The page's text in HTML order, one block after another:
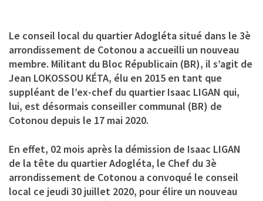
Le conseil local du quartier Adogléta situé dans le 3è
arrondissement de Cotonou a accueilli un nouveau
membre. Militant du Bloc Républicain (BR), il s’agit de
Jean LOKOSSOU KÉTA, élu en 2015 en tant que
suppléant de l’ex-chef du quartierIsaac LIGAN qui,
lui, est désormais conseiller communal (BR) de
Cotonou depuis le 17 mai 2020.
En effet, 02 mois après la démission de Isaac LIGAN
de la tête du quartier Adogléta, le Chef du 3è
arrondissement de Cotonou a convoqué le conseil
local ce jeudi 30 juillet 2020, pour élire un nouveau